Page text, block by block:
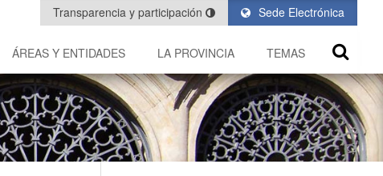
Sede Electrónica
Transparencia y participación
ÁREAS Y ENTIDADES LA PROVINCIA TEMAS